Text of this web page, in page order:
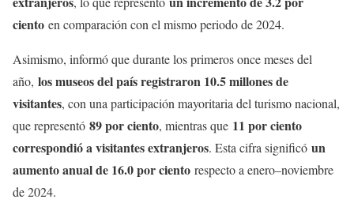
ciento en comparación con el mismo periodo de 2024.
Asimismo, informó que durante los primeros once meses del
año, los museos del país registraron 10.5 millones de
visitantes, con una participación mayoritaria del turismo nacional,
que representó 89 por ciento, mientras que 11 por ciento
correspondió a visitantes extranjeros. Esta cifra significó un
aumento anual de 16.0 por ciento respecto a enero–noviembre
de 2024.